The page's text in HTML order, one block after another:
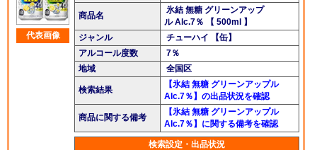
発泡酒・新ジャンル
チューハイ・カクテル
ハイボール・水割り
酒楽ブログ
代表画像
商品名
氷結 無糖 グリーンアップ
ル Alc.7％ 【 500ml 】
ジャンル
チューハイ 【缶】
アルコール度数
7％
地域
全国区
検索結果
【氷結 無糖 グリーンアップル
Alc.7％】の出品状況を確認
商品に関する備考
【氷結 無糖 グリーンアップル
Alc.7％】に関する備考を確認
検索設定・出品状況